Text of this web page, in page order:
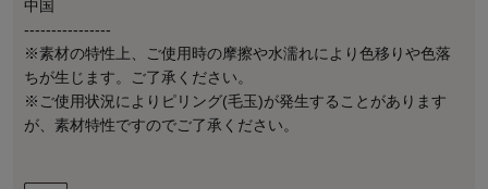
中国
----------------
※素材の特性上、ご使用時の摩擦や水濡れにより色移りや色落
ちが生じます。ご了承ください。
※ご使用状況によりピリング(毛玉)が発生することがあります
が、素材特性ですのでご了承ください。